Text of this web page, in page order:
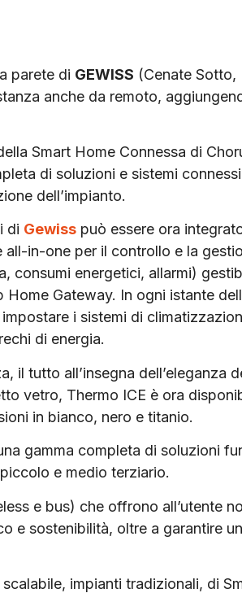
parete di GEWISS (Cenate Sotto,
anche da remoto,
Smart Home Connessa di
di soluzioni e sistemi
dell’impianto.
di Gewiss può essere ora
all-in-one per il controllo e la
consumi energetici, allarmi)
Gateway. In ogni istante
i sistemi di
di energia.
il tutto all’insegna dell’eleganza
vetro, Thermo ICE è ora
in bianco, nero e titanio.
gamma completa di soluzioni
e medio terziario.
e bus) che offrono all’utente
e sostenibilità, oltre a garantire un
impianti tradizionali, di